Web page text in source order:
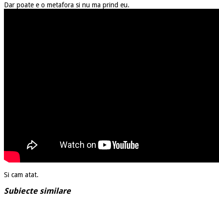
Dar poate e o metafora si nu ma prind eu.
Si cam atat.
Subiecte similare